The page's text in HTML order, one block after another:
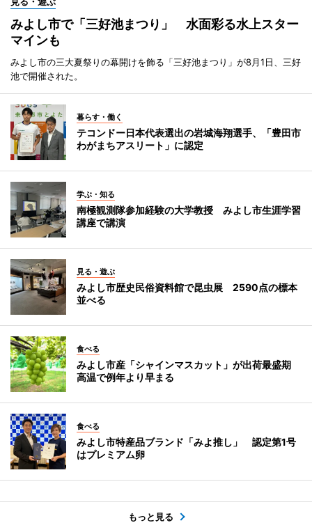
みよし市で「三好池まつり」 水面彩る水上スター
マインも
みよし市の三大夏祭りの幕開けを飾る「三好池まつり」が8月1日、三好
池で開催された。
暮らす・働く
テコンドー日本代表選出の岩城海翔選手、「豊田市
わがまちアスリート」に認定
学ぶ・知る
南極観測隊参加経験の大学教授 みよし市生涯学習
講座で講演
見る・遊ぶ
みよし市歴史民俗資料館で昆虫展 2590点の標本
並べる
食べる
みよし市産「シャインマスカット」が出荷最盛期
高温で例年より早まる
食べる
みよし市特産品ブランド「みよ推し」 認定第1号
はプレミアム卵
もっと見る